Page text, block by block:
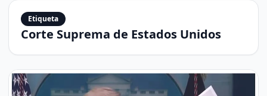
Etiqueta
Corte Suprema de Estados Unidos